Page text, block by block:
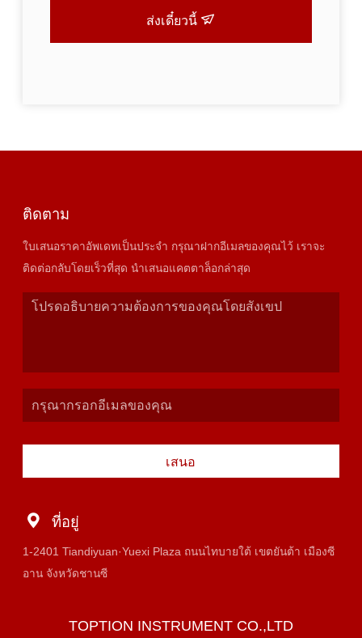
ส่งเดี๋ยวนี้
ติดตาม
ใบเสนอราคาอัพเดทเป็นประจำ กรุณาฝากอีเมลของคุณไว้ เราจะ
ติดต่อกลับโดยเร็วที่สุด นำเสนอแคตตาล็อกล่าสุด
เสนอ
ที่อยู่
1-2401 Tiandiyuan·Yuexi Plaza ถนนไทบายใต้ เขตยันต้า เมืองซี
อาน จังหวัดชานซี
TOPTION INSTRUMENT CO.,LTD